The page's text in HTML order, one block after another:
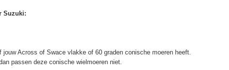
Suzuki:
Across of Swace vlakke of 60 graden conische moeren heeft.
passen deze conische wielmoeren niet.